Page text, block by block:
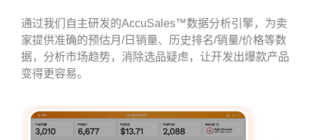
通过我们自主研发的AccuSales™数据分析引擎，为卖
家提供准确的预估月/日销量、历史排名/销量/价格等数
据，分析市场趋势，消除选品疑虑，让开发出爆款产品
变得更容易。